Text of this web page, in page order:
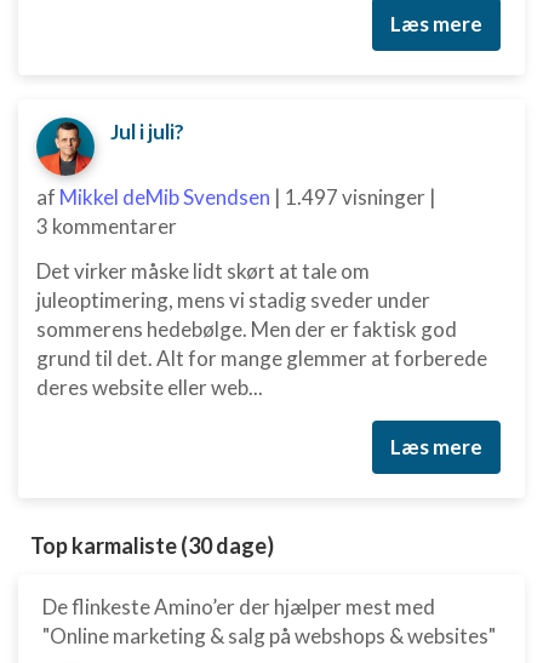
Læs mere
Jul i juli?
af Mikkel deMib Svendsen | 1.497 visninger |
3 kommentarer
Det virker måske lidt skørt at tale om
juleoptimering, mens vi stadig sveder under
sommerens hedebølge. Men der er faktisk god
grund til det. Alt for mange glemmer at forberede
deres website eller web...
Læs mere
Top karmaliste (30 dage)
De flinkeste Amino’er der hjælper mest med
"Online marketing & salg på webshops & websites"